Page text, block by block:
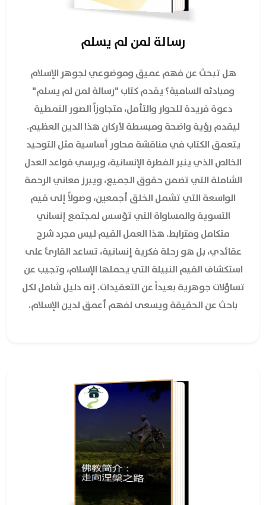
رسالة لمن لم يسلم
هل تبحث عن فهم عميق وموضوعي لجوهر الإسلام
ومبادئه السامية؟ يقدم كتاب "رسالة لمن لم يسلم"
دعوة فريدة للحوار والتأمل، متجاوزاً الصور النمطية
ليقدم رؤية واضحة ومبسطة لأركان هذا الدين العظيم.
يتعمق الكتاب في مناقشة محاور أساسية مثل التوحيد
الخالص الذي ينير الفطرة الإنسانية، ويرسي قواعد العدل
الشاملة التي تضمن حقوق الجميع، ويبرز معاني الرحمة
الواسعة التي تشمل الخلق أجمعين، وصولاً إلى قيم
التسوية والمساواة التي تؤسس لمجتمع إنساني
متكامل ومترابط. هذا العمل القيم ليس مجرد شرح
عقائدي، بل هو رحلة فكرية إنسانية، تساعد القارئ على
استكشاف القيم النبيلة التي يحملها الإسلام، وتجيب عن
تساؤلات جوهرية بعيداً عن التعقيدات. إنه دليل شامل لكل
باحث عن الحقيقة ويسعى لفهم أعمق لدين الإسلام.